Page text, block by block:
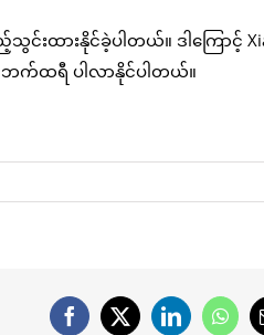
းထားနိုင်ခဲ့ပါတယ်။ ဒါကြောင့်
က်ထရီ ပါလာနိုင်ပါတယ်။
Facebook
X LinkedIn